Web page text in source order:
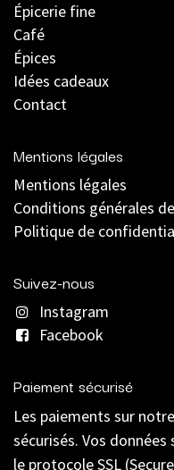
Épicerie fine
Café
Épices
Idées cadeaux
Contact
Mentions légales
Mentions légales
Conditions générales
Politique de
Suivez-nous
Instagram
Facebook
Paiement sécurisé
Les paiements sur
sécurisés. Vos
le protocole SSL